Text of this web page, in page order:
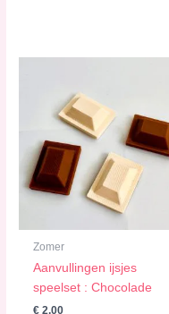
Zomer
Aanvullingen ijsjes
speelset : Chocolade
€ 2,00